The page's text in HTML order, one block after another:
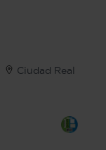
Ciudad Real